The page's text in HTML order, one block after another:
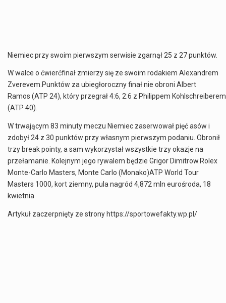
Niemiec przy swoim pierwszym serwisie zgarnął 25 z 27 punktów.
W walce o ćwierćfinał zmierzy się ze swoim rodakiem Alexandrem
Zverevem.Punktów za ubiegłoroczny finał nie obroni Albert
Ramos (ATP 24), który przegrał 4:6, 2:6 z Philippem Kohlschreiberem
(ATP 40).
W trwającym 83 minuty meczu Niemiec zaserwował pięć asów i
zdobył 24 z 30 punktów przy własnym pierwszym podaniu. Obronił
trzy break pointy, a sam wykorzystał wszystkie trzy okazje na
przełamanie. Kolejnym jego rywalem będzie Grigor Dimitrow.Rolex
Monte-Carlo Masters, Monte Carlo (Monako)ATP World Tour
Masters 1000, kort ziemny, pula nagród 4,872 mln eurośroda, 18
kwietnia
Artykuł zaczerpnięty ze strony https://sportowefakty.wp.pl/